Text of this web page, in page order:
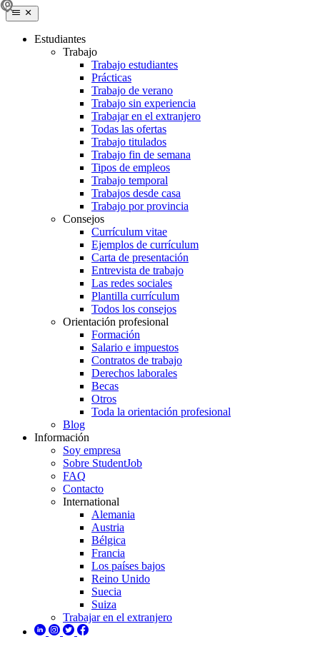
Estudiantes
Trabajo
Trabajo estudiantes
Prácticas
Trabajo de verano
Trabajo sin experiencia
Trabajar en el extranjero
Todas las ofertas
Trabajo titulados
Trabajo fin de semana
Tipos de empleos
Trabajo temporal
Trabajos desde casa
Trabajo por provincia
Consejos
Currículum vitae
Ejemplos de currículum
Carta de presentación
Entrevista de trabajo
Las redes sociales
Plantilla currículum
Todos los consejos
Orientación profesional
Formación
Salario e impuestos
Contratos de trabajo
Derechos laborales
Becas
Otros
Toda la orientación profesional
Blog
Información
Soy empresa
Sobre StudentJob
FAQ
Contacto
International
Alemania
Austria
Bélgica
Francia
Los países bajos
Reino Unido
Suecia
Suiza
Trabajar en el extranjero